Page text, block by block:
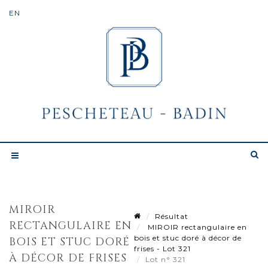
MIROIR
RECTANGULAIRE EN
BOIS ET STUC DORÉ
À DÉCOR DE FRISES
Résultat
MIROIR rectangulaire en
bois et stuc doré à décor de
frises - Lot 321
Lot n° 321